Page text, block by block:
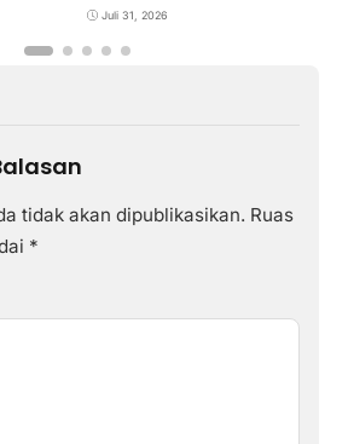
Juli 31, 2026
tidak akan dipublikasikan. Ruas
*